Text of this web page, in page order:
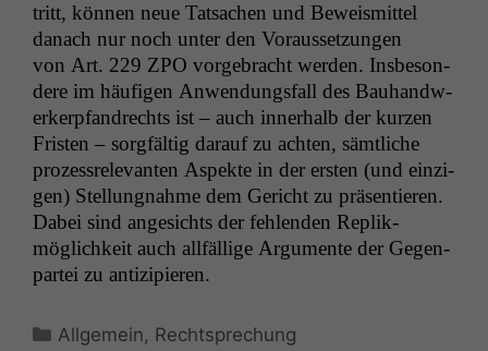
tritt, kön­nen neue Tat­sachen und Beweis­mit­tel
danach nur noch unter den Voraus­set­zun­gen
von Art. 229 ZPO vorge­bracht wer­den. Ins­beson­
dere im häu­fi­gen Anwen­dungs­fall des Bauhandw­
erk­erp­fan­drechts ist – auch inner­halb der kurzen
Fris­ten – sorgfältig darauf zu acht­en, sämtliche
prozess­rel­e­van­ten Aspek­te in der ersten (und einzi­
gen) Stel­lung­nahme dem Gericht zu präsen­tieren.
Dabei sind angesichts der fehlen­den Rep­lik­
möglichkeit auch allfäl­lige Argu­mente der Gegen­
partei zu antizipieren.
Kategorien
Allgemein, Rechtsprechung